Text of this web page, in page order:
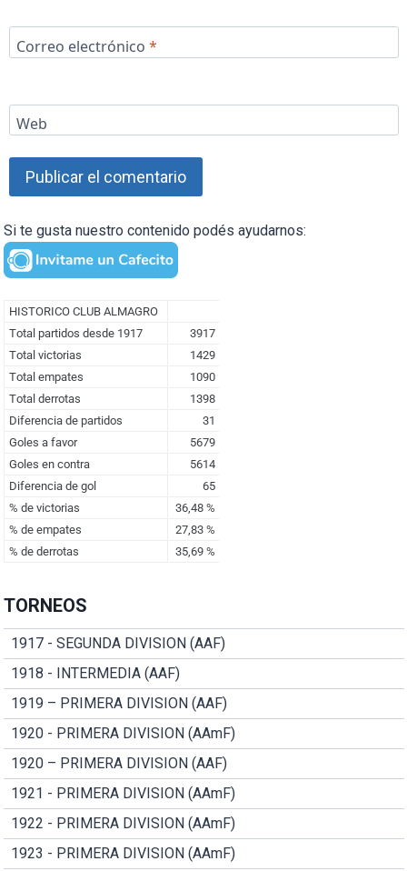
Correo electrónico *
Web
Si te gusta nuestro contenido podés ayudarnos:
TORNEOS
1917 - SEGUNDA DIVISION (AAF)
1918 - INTERMEDIA (AAF)
1919 – PRIMERA DIVISION (AAF)
1920 - PRIMERA DIVISION (AAmF)
1920 – PRIMERA DIVISION (AAF)
1921 - PRIMERA DIVISION (AAmF)
1922 - PRIMERA DIVISION (AAmF)
1923 - PRIMERA DIVISION (AAmF)